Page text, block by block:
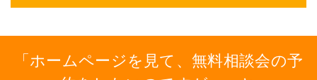
ホームページを見て、無料相談会の予